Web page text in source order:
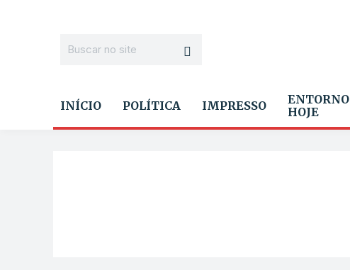
INÍCIO POLÍTICA IMPRESSO
ENTORNO
HOJE